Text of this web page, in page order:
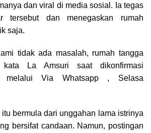
dan viral di media sosial. Ia tegas
tersebut dan menegaskan rumah
saja.
tidak ada masalah, rumah tangga
kata La Amsuri saat dikonfirmasi
melalui Via Whatsapp , Selasa
itu bermula dari unggahan lama istrinya
bersifat candaan. Namun, postingan